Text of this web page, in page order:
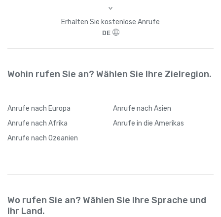
>
Erhalten Sie kostenlose Anrufe
DE
Wohin rufen Sie an? Wählen Sie Ihre Zielregion.
Anrufe nach Europa Anrufe nach Asien
Anrufe nach Afrika Anrufe in die Amerikas
Anrufe nach Ozeanien
Wo rufen Sie an? Wählen Sie Ihre Sprache und
Ihr Land.